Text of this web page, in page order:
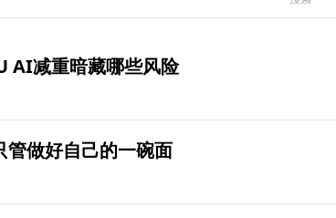
AI减重暗藏哪些风险
管做好自己的一碗面